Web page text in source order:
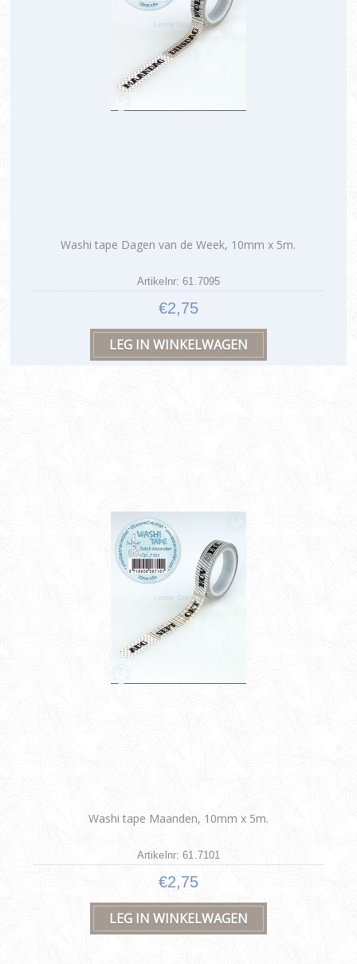
Washi tape Dagen van de Week, 10mm x 5m.
Artikelnr: 61.7095
€2,75
Washi tape Maanden, 10mm x 5m.
Artikelnr: 61.7101
€2,75